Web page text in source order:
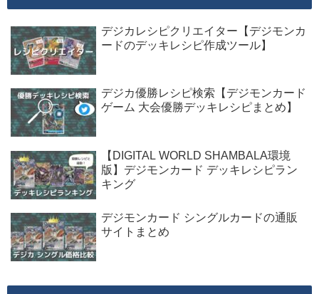
デジカレシピクリエイター【デジモンカ
ードのデッキレシピ作成ツール】
デジカ優勝レシピ検索【デジモンカード
ゲーム 大会優勝デッキレシピまとめ】
【DIGITAL WORLD SHAMBALA環境
版】デジモンカード デッキレシピラン
キング
デジモンカード シングルカードの通販
サイトまとめ